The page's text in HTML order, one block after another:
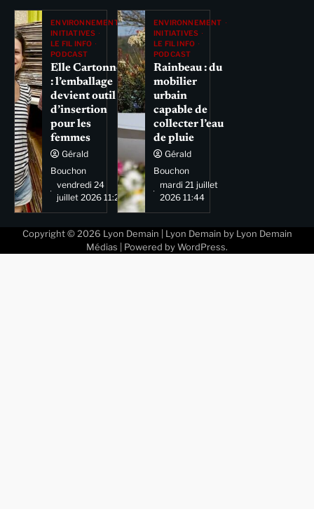
ENVIRONNEMENT
INITIATIVES
LE FIL INFO
PODCAST
Elle Cartonne
: l’emballage
devient outil
d’insertion
pour les
femmes
Gérald
Bouchon
vendredi 24
juillet 2026 11:29
ENVIRONNEMENT
INITIATIVES
LE FIL INFO
PODCAST
Rainbeau : du
mobilier
urbain
capable de
collecter l’eau
de pluie
Gérald
Bouchon
mardi 21 juillet
2026 11:44
Copyright © 2026 Lyon Demain | Lyon Demain by Lyon Demain
Médias | Powered by WordPress.